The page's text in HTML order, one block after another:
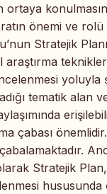
önemi ve
Stratejik
tematik
çabası
Stratejik
hususunda